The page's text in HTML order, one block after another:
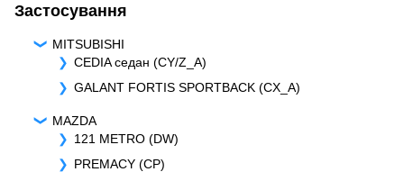
Застосування
MITSUBISHI
CEDIA седан (CY/Z_A)
GALANT FORTIS SPORTBACK (CX_A)
MAZDA
121 METRO (DW)
PREMACY (CP)